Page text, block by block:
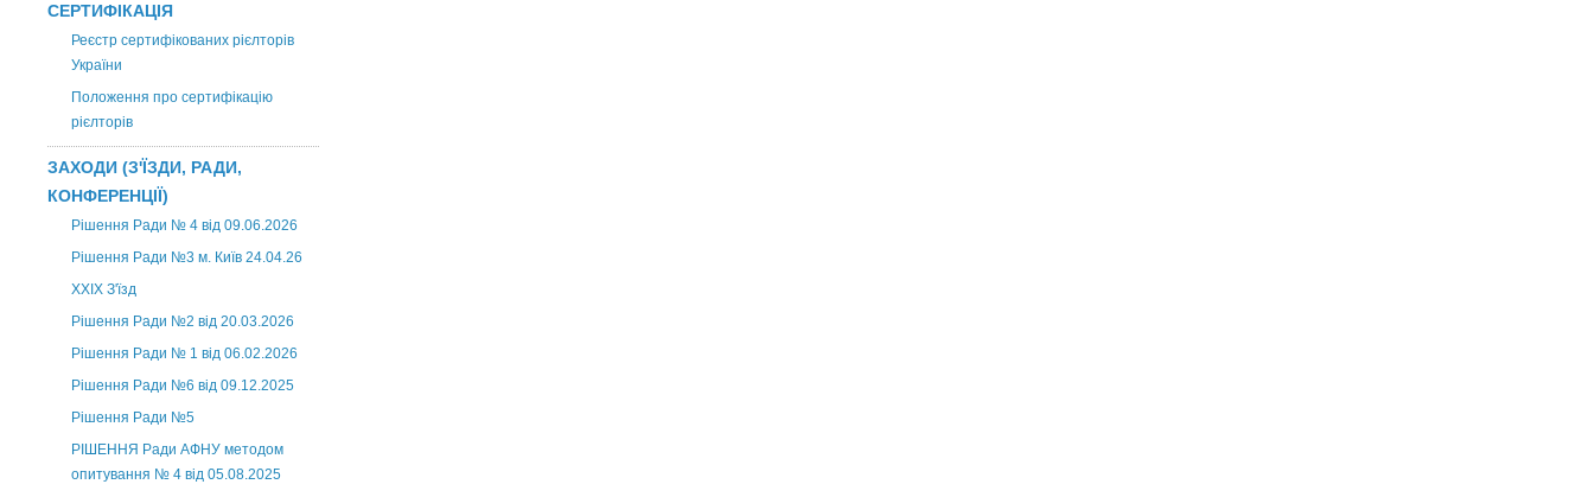
СЕРТИФІКАЦІЯ
Реєстр сертифікованих рієлторів
України
Положення про сертифікацію
рієлторів
ЗАХОДИ (З'ЇЗДИ, РАДИ,
КОНФЕРЕНЦІЇ)
Рішення Ради № 4 від 09.06.2026
Рішення Ради №3 м. Київ 24.04.26
XXІХ З'їзд
Рішення Ради №2 від 20.03.2026
Рішення Ради № 1 від 06.02.2026
Рішення Ради №6 від 09.12.2025
Рішення Ради №5
РІШЕННЯ Ради АФНУ методом
опитування № 4 від 05.08.2025